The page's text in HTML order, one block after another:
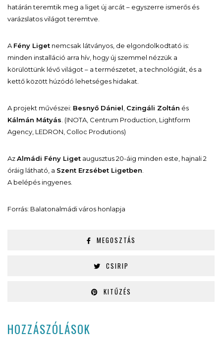
határán teremtik meg a liget új arcát – egyszerre ismerős és
varázslatos világot teremtve.
A Fény Liget nemcsak látványos, de elgondolkodtató is:
minden installáció arra hív, hogy új szemmel nézzük a
körülöttünk lévő világot – a természetet, a technológiát, és a
kettő között húzódó lehetséges hidakat.
A projekt művészei: Besnyő Dániel Czingáli Zoltán és
Kálmán Mátyás . (INOTA, Centrum Production, Lightform
Agency, LEDRON, Colloc Produtions)
AzAlmádi Fény Liget augusztus 20-áig minden este, hajnali 2
óráig látható, a Szent Erzsébet Ligetben
A belépés ingyenes.
Forrás: Balatonalmádi város honlapja
MEGOSZTÁS
CSIRIP
KITŰZÉS
HOZZÁSZÓLÁSOK